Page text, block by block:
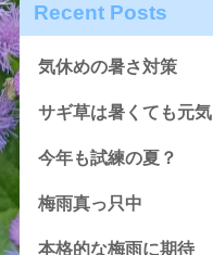
Recent Posts
気休めの暑さ対策
サギ草は暑くても元気
今年も試練の夏？
梅雨真っ只中
本格的な梅雨に期待